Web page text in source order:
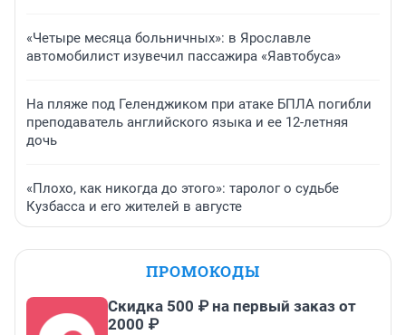
«Четыре месяца больничных»: в Ярославле
автомобилист изувечил пассажира «Яавтобуса»
На пляже под Геленджиком при атаке БПЛА погибли
преподаватель английского языка и ее 12-летняя
дочь
«Плохо, как никогда до этого»: таролог о судьбе
Кузбасса и его жителей в августе
ПРОМОКОДЫ
Скидка 500 ₽ на первый заказ от
2000 ₽